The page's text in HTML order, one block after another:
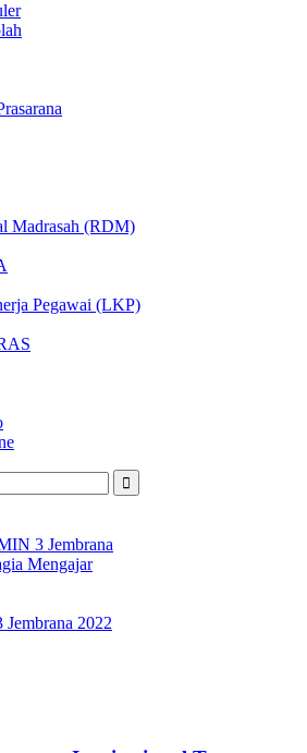
Madrasah (RDM)
Pegawai (LKP)